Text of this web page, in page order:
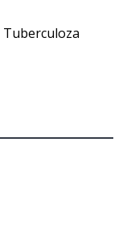
Tuberculoza